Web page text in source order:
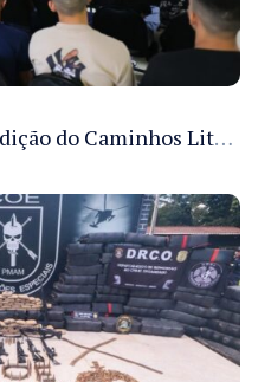
Sejusc participa da 5ª edição do Caminhos Literários com foco na cultura hip-hop nas unidades socioeducativas